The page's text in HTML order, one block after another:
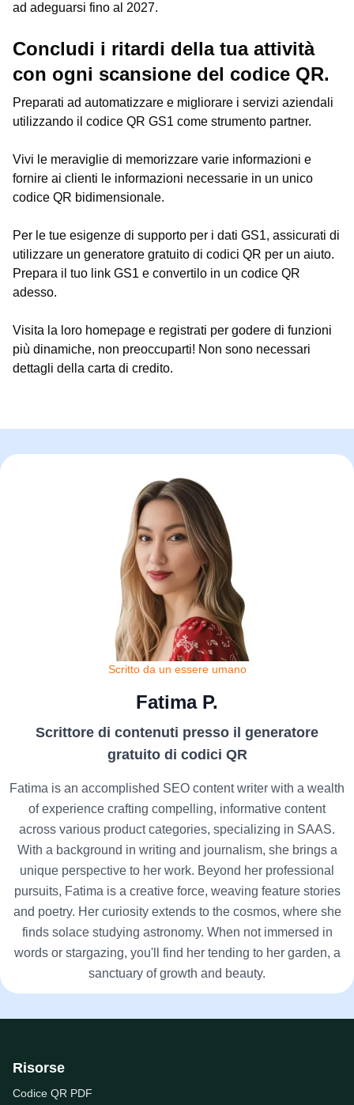
ad adeguarsi fino al 2027.
Concludi i ritardi della tua attività
con ogni scansione del codice QR.
Preparati ad automatizzare e migliorare i servizi aziendali
utilizzando il codice QR GS1 come strumento partner.
Vivi le meraviglie di memorizzare varie informazioni e
fornire ai clienti le informazioni necessarie in un unico
codice QR bidimensionale.
Per le tue esigenze di supporto per i dati GS1, assicurati di
utilizzare un generatore gratuito di codici QR per un aiuto.
Prepara il tuo link GS1 e convertilo in un codice QR
adesso.
Visita la loro homepage e registrati per godere di funzioni
più dinamiche, non preoccuparti! Non sono necessari
dettagli della carta di credito.
Scritto da un essere umano
Fatima P.
Scrittore di contenuti presso il generatore
gratuito di codici QR
Fatima is an accomplished SEO content writer with a wealth
of experience crafting compelling, informative content
across various product categories, specializing in SAAS.
With a background in writing and journalism, she brings a
unique perspective to her work. Beyond her professional
pursuits, Fatima is a creative force, weaving feature stories
and poetry. Her curiosity extends to the cosmos, where she
finds solace studying astronomy. When not immersed in
words or stargazing, you'll find her tending to her garden, a
sanctuary of growth and beauty.
Risorse
Codice QR PDF